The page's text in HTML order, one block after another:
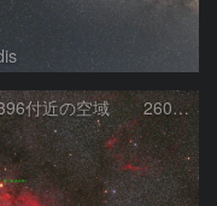
IC1396付近の空域 260720